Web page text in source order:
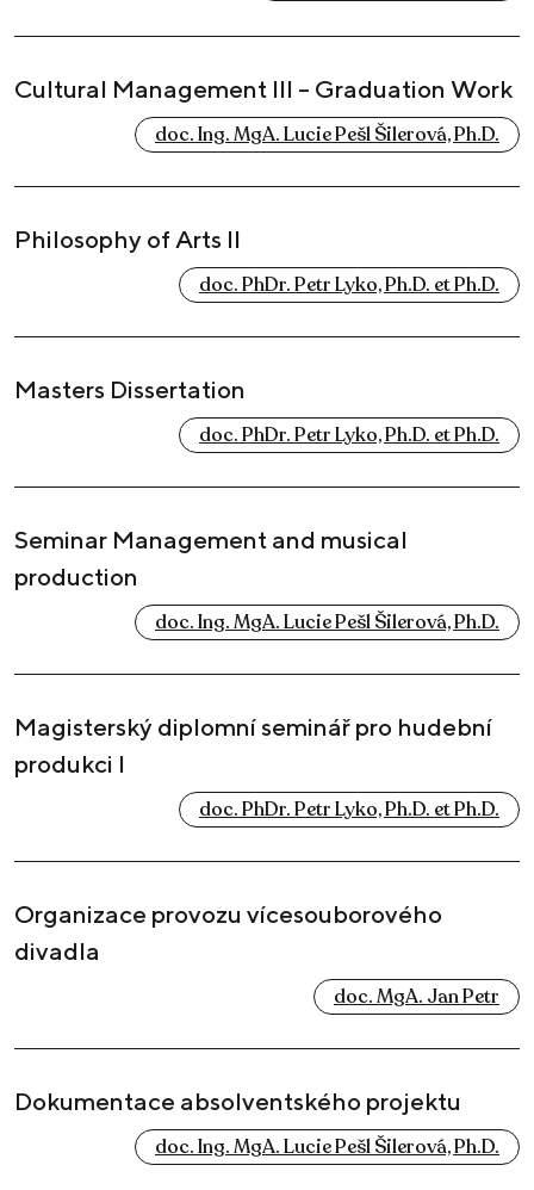
Cultural Management III – Graduation Work
doc. Ing. MgA. Lucie Pešl Šilerová, Ph.D.
Philosophy of Arts II
doc. PhDr. Petr Lyko, Ph.D. et Ph.D.
Masters Dissertation
doc. PhDr. Petr Lyko, Ph.D. et Ph.D.
Seminar Management and musical
production
doc. Ing. MgA. Lucie Pešl Šilerová, Ph.D.
Magisterský diplomní seminář pro hudební
produkci I
doc. PhDr. Petr Lyko, Ph.D. et Ph.D.
Organizace provozu vícesouborového
divadla
doc. MgA. Jan Petr
Dokumentace absolventského projektu
doc. Ing. MgA. Lucie Pešl Šilerová, Ph.D.